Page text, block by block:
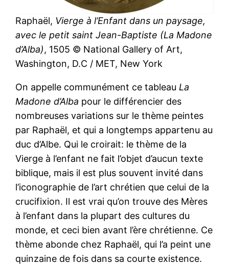
Raphaël, Vierge à l’Enfant dans un paysage,
avec le petit saint Jean-Baptiste (La Madone
d’Alba), 1505 © National Gallery of Art,
Washington, D.C / MET, New York
On appelle communément ce tableau La
Madone d’Alba pour le différencier des
nombreuses variations sur le thème peintes
par Raphaël, et qui a longtemps appartenu au
duc d’Albe. Qui le croirait: le thème de la
Vierge à l’enfant ne fait l’objet d’aucun texte
biblique, mais il est plus souvent invité dans
l’iconographie de l’art chrétien que celui de la
crucifixion. Il est vrai qu’on trouve des Mères
à l’enfant dans la plupart des cultures du
monde, et ceci bien avant l’ère chrétienne. Ce
thème abonde chez Raphaël, qui l’a peint une
quinzaine de fois dans sa courte existence.